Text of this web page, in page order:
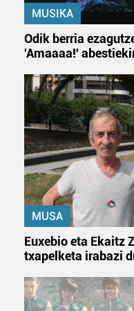
MUSIKA
Odik berria
'Amaaaa!'
MUSA
Euxebio eta Ekaitz
txapelketa irabazi